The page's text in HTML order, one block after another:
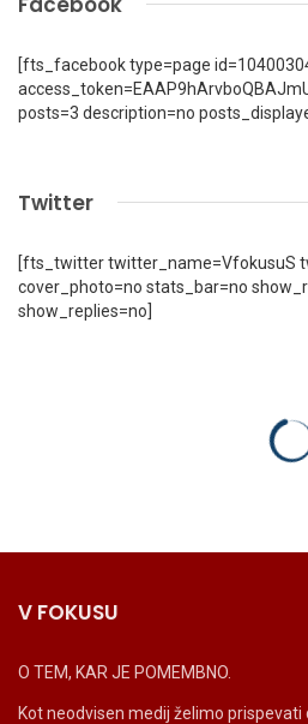
[fts_facebook type=page
posts=3 description=no
Twitter
[fts_twitter twitter_name=VfokusuS
cover_photo=no stats_bar=no
show_replies=no]
V FOKUSU
O TEM, KAR JE POMEMBNO.
Kot neodvisen medij želimo prispevati